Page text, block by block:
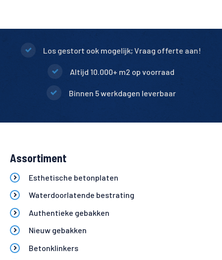
Los gestort ook mogelijk; Vraag offerte aan!
Altijd 10.000+ m2 op voorraad
Binnen 5 werkdagen leverbaar
Assortiment
Esthetische betonplaten
Waterdoorlatende bestrating
Authentieke gebakken
Nieuw gebakken
Betonklinkers